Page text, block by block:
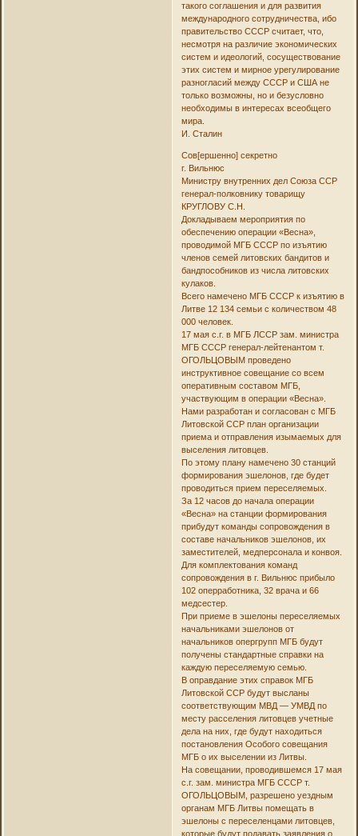
такого соглашения и для развития
международного сотрудничества, ибо
правительство СССР считает, что,
несмотря на различие экономических
систем и идеологий, сосуществование
этих систем и мирное урегулирование
разногласий между СССР и США не
только возможны, но и безусловно
необходимы в интересах всеобщего
мира.
И. Сталин
Сов[ершенно] секретно
г. Вильнюс
Министру внутренних дел Союза ССР
генерал-полковнику товарищу
КРУГЛОВУ С.Н.
Докладываем мероприятия по
обеспечению операции «Весна»,
проводимой МГБ СССР по изъятию
членов семей литовских бандитов и
бандпособников из числа литовских
кулаков.
Всего намечено МГБ СССР к изъятию в
Литве 12 134 семьи с количеством 48
000 человек.
17 мая с.г. в МГБ ЛССР зам. министра
МГБ СССР генерал-лейтенантом т.
ОГОЛЬЦОВЫМ проведено
инструктивное совещание со всем
оперативным составом МГБ,
участвующим в операции «Весна».
Нами разработан и согласован с МГБ
Литовской ССР план организации
приема и отправления изымаемых для
выселения литовцев.
По этому плану намечено 30 станций
формирования эшелонов, где будет
проводиться прием переселяемых.
За 12 часов до начала операции
«Весна» на станции формирования
прибудут команды сопровождения в
составе начальников эшелонов, их
заместителей, медперсонала и конвоя.
Для комплектования команд
сопровождения в г. Вильнюс прибыло
102 оперработника, 32 врача и 66
медсестер.
При приеме в эшелоны переселяемых
начальниками эшелонов от
начальников опергрупп МГБ будут
получены стандартные справки на
каждую переселяемую семью.
В оправдание этих справок МГБ
Литовской ССР будут высланы
соответствующим МВД — УМВД по
месту расселения литовцев учетные
дела на них, где будут находиться
постановления Особого совещания
МГБ о их выселении из Литвы.
На совещании, проводившемся 17 мая
с.г. зам. министра МГБ СССР т.
ОГОЛЬЦОВЫМ, разрешено уездным
органам МГБ Литвы помещать в
эшелоны с переселенцами литовцев,
которые будут подавать заявления о